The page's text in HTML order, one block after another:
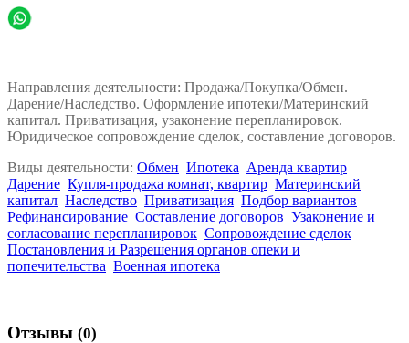
Направления деятельности: Продажа/Покупка/Обмен.
Дарение/Наследство. Оформление ипотеки/Материнский
капитал. Приватизация, узаконение перепланировок.
Юридическое сопровождение сделок, составление договоров.
Виды деятельности: Обмен Ипотека Аренда квартир
Дарение Купля-продажа комнат, квартир Материнский
капитал Наследство Приватизация Подбор вариантов
Рефинансирование Составление договоров Узаконение и
согласование перепланировок Сопровождение сделок
Постановления и Разрешения органов опеки и
попечительства Военная ипотека
Отзывы (0)